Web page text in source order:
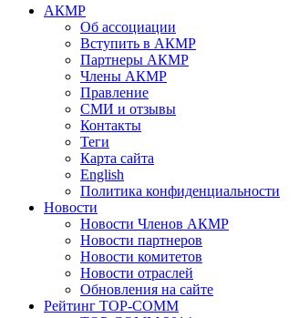
АКМР
Об ассоциации
Вступить в АКМР
Партнеры АКМР
Члены АКМР
Правление
СМИ и отзывы
Контакты
Теги
Карта сайта
English
Политика конфиденциальности
Новости
Новости Членов АКМР
Новости партнеров
Новости комитетов
Новости отраслей
Обновления на сайте
Рейтинг TOP-COMM